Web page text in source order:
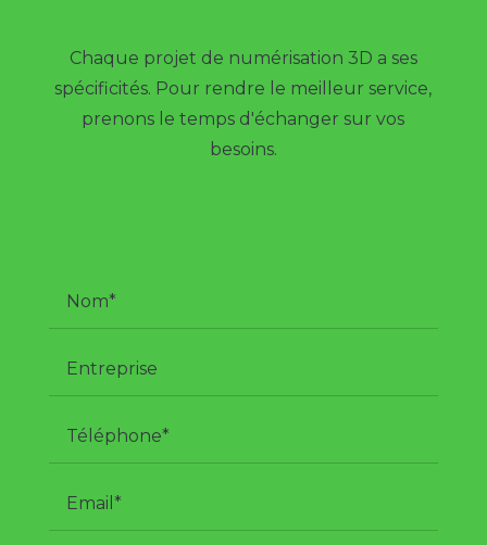
Chaque projet de numérisation 3D a ses
spécificités. Pour rendre le meilleur service,
prenons le temps d'échanger sur vos
besoins.